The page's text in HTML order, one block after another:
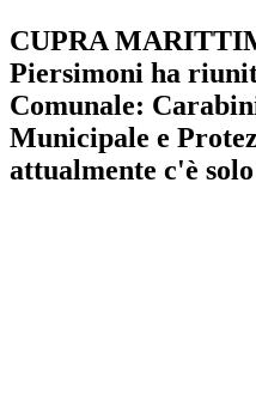
CUPRA
Piersimoni ha
Comunale:
Municipale e
attualmente c'è